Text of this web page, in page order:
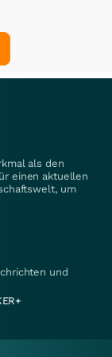
als den
einen aktuellen
um
und